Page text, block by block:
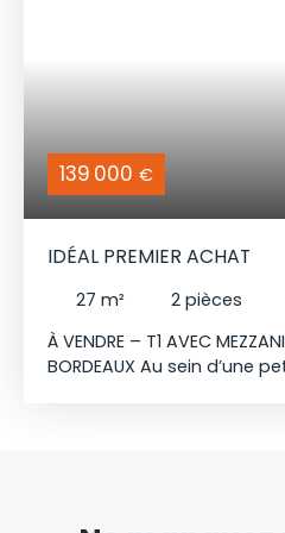
et 23, ainsi que des
139 000 €
IDÉAL PREMIER ACHAT
27 m² 2 pièces
À VENDRE – T1 AVEC
BORDEAUX Au sein d’une